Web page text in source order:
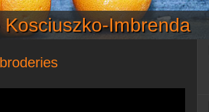
Imbrenda